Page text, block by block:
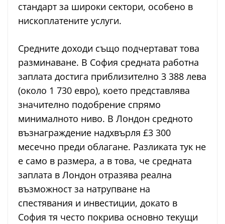
стандарт за широки сектори, особено в
нископлатените услуги.
Средните доходи също подчертават това
разминаване. В София средната работна
заплата достига приблизително 3 388 лева
(около 1 730 евро), което представлява
значително подобрение спрямо
минималното ниво. В Лондон средното
възнаграждение надхвърля £3 300
месечно преди облагане. Разликата тук не
е само в размера, а в това, че средната
заплата в Лондон отразява реална
възможност за натрупване на
спестявания и инвестиции, докато в
София тя често покрива основно текущи